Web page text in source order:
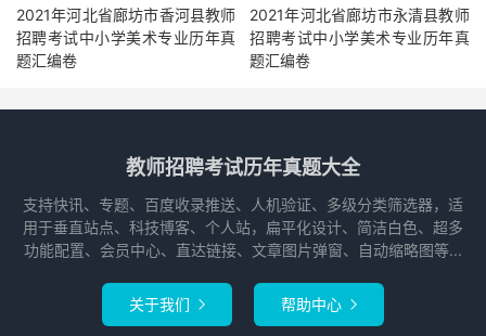
2021年河北省廊坊市香河县教师
招聘考试中小学美术专业历年真
题汇编卷
2021年河北省廊坊市永清县教师
招聘考试中小学美术专业历年真
题汇编卷
教师招聘考试历年真题大全
支持快讯、专题、百度收录推送、人机验证、多级分类筛选器，适
用于垂直站点、科技博客、个人站，扁平化设计、简洁白色、超多
功能配置、会员中心、直达链接、文章图片弹窗、自动缩略图等...
关于我们  帮助中心 